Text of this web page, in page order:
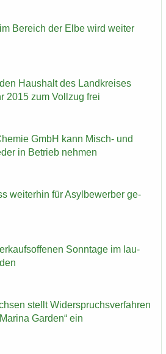
Be­reich der Elbe wird wei­ter
Haus­halt des Land­krei­ses
2015 zum Voll­zug frei
GmbH kann Misch-​ und
in Be­trieb neh­men
wei­ter­hin für Asyl­be­wer­ber ge­
Sonn­ta­ge im lau­
stellt Wi­der­spruchs­ver­fah­ren
Gar­den“ ein